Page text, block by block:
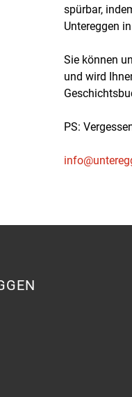
spürbar,
Untereggen
Sie können
und wird
PS: